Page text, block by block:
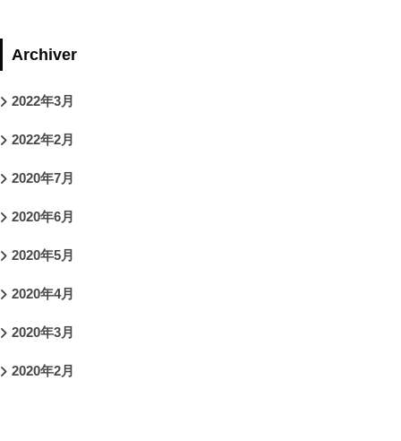
Archiver
2022年3月
2022年2月
2020年7月
2020年6月
2020年5月
2020年4月
2020年3月
2020年2月